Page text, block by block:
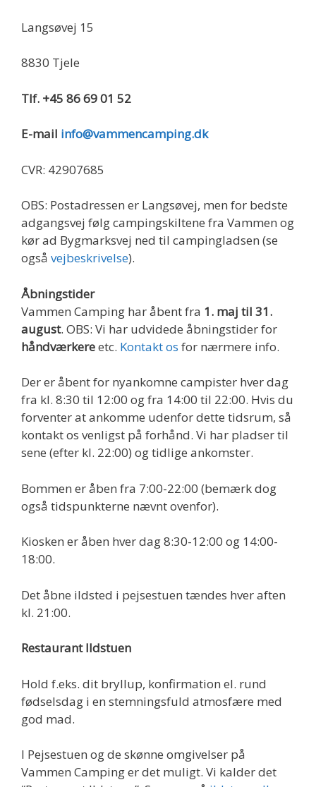
Langsøvej 15
8830 Tjele
Tlf. +45 86 69 01 52
E-mail info@vammencamping.dk
CVR: 42907685
OBS: Postadressen er Langsøvej, men for bedste
adgangsvej følg campingskiltene fra Vammen og
kør ad Bygmarksvej ned til campingladsen (se
også vejbeskrivelse).
Åbningstider
Vammen Camping har åbent fra 1. maj til 31.
august. OBS: Vi har udvidede åbningstider for
håndværkereetc. Kontakt os for nærmere info.
Der er åbent for nyankomne campister hver dag
fra kl. 8:30 til 12:00 og fra 14:00 til 22:00. Hvis du
forventer at ankomme udenfor dette tidsrum, så
kontakt os venligst på forhånd. Vi har pladser til
sene (efter kl. 22:00) og tidlige ankomster.
Bommen er åben fra 7:00-22:00 (bemærk dog
også tidspunkterne nævnt ovenfor).
Kiosken er åben hver dag 8:30-12:00 og 14:00-
18:00.
Det åbne ildsted i pejsestuen tændes hver aften
kl. 21:00.
Restaurant Ildstuen
Hold f.eks. dit bryllup, konfirmation el. rund
fødselsdag i en stemningsfuld atmosfære med
god mad.
I Pejsestuen og de skønne omgivelser på
Vammen Camping er det muligt. Vi kalder det